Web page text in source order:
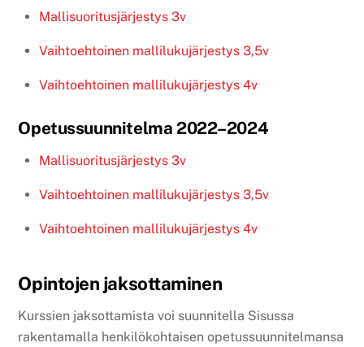
Mallisuoritusjärjestys 3v
Vaihtoehtoinen mallilukujärjestys 3,5v
Vaihtoehtoinen mallilukujärjestys 4v
Opetussuunnitelma 2022–2024
Mallisuoritusjärjestys 3v
Vaihtoehtoinen mallilukujärjestys 3,5v
Vaihtoehtoinen mallilukujärjestys 4v
Opintojen jaksottaminen
Kurssien jaksottamista voi suunnitella Sisussa
rakentamalla henkilökohtaisen opetussuunnitelmansa